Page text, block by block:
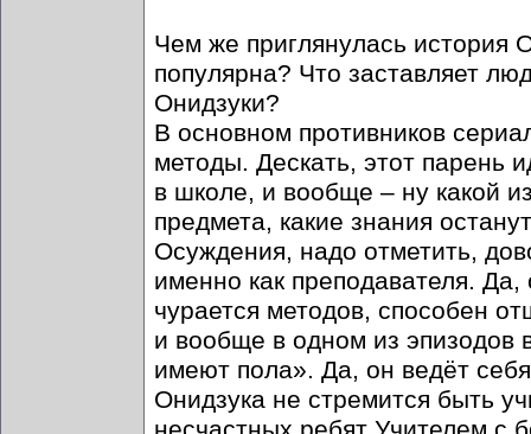
Чем же приглянулась история
популярна? Что заставляет
Онидзуки?
В основном противников
методы. Дескать, этот парень
в школе, и вообще – ну какой
предмета, какие знания
Осуждения, надо отметить,
именно как преподавателя.
чурается методов, способен
и вообще в одном из
имеют пола». Да, он ведёт
Онидзука не стремится быть